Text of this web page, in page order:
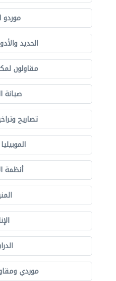
موردو
الحديد
مقاولون
صيانة
تصاريح
أنظمة
موردي